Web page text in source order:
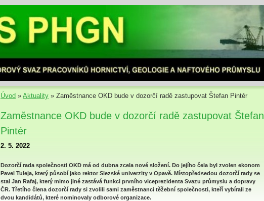
Úvod » Aktuality » Zaměstnance OKD bude v dozorčí radě zastupovat Štefan Pintér
Zaměstnance OKD bude v dozorčí radě zastupovat Štefan
Pintér
2. 5. 2022
Dozorčí rada společnosti OKD má od dubna zcela nové složení. Do jejího čela byl zvolen ekonom
Pavel Tuleja, který působí jako rektor Slezské univerzity v Opavě. Místopředsedou dozorčí rady se
stal Jan Rafaj, který mimo jiné zastává funkci prvního viceprezidenta Svazu průmyslu a dopravy
ČR. Třetího člena dozorčí rady si zvolili sami zaměstnanci těžební společnosti, kteří vybírali ze
dvou kandidátů, které nominovaly odborové organizace.